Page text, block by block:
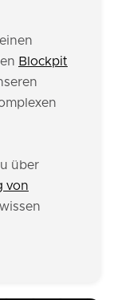
Blockpit
über
von
wissen